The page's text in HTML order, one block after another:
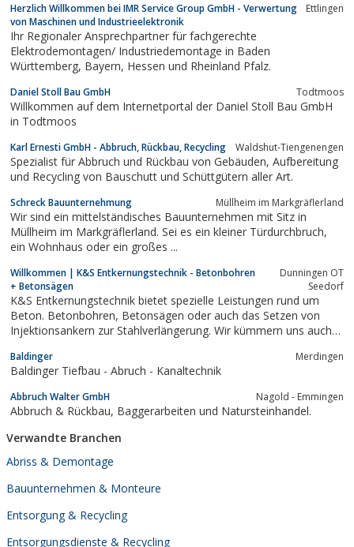
Herzlich Willkommen bei IMR Service Group GmbH - Verwertung
von Maschinen und Industrieelektronik
Ettlingen
Ihr Regionaler Ansprechpartner für fachgerechte
Elektrodemontagen/ Industriedemontage in Baden
Württemberg, Bayern, Hessen und Rheinland Pfalz.
Daniel Stoll Bau GmbH Todtmoos
Willkommen auf dem Internetportal der Daniel Stoll Bau GmbH
in Todtmoos
Karl Ernesti GmbH - Abbruch, Rückbau, Recycling Waldshut-Tiengenengen
Spezialist für Abbruch und Rückbau von Gebäuden, Aufbereitung
und Recycling von Bauschutt und Schüttgütern aller Art.
Schreck Bauunternehmung Müllheim im Markgräflerland
Wir sind ein mittelständisches Bauunternehmen mit Sitz in
Müllheim im Markgräflerland. Sei es ein kleiner Türdurchbruch,
ein Wohnhaus oder ein großes ...
Willkommen | K&S Entkernungstechnik - Betonbohren
+ Betonsägen
Dunningen OT
Seedorf
K&S Entkernungstechnik bietet spezielle Leistungen rund um
Beton. Betonbohren, Betonsägen oder auch das Setzen von
Injektionsankern zur Stahlverlängerung. Wir kümmern uns auch
Kreis Rottweil, Schramberg, Oberndorf, Horb, Tuttlingen,
Stuttgart, Schwäbische Alb,...
Baldinger Merdingen
Baldinger Tiefbau - Abruch - Kanaltechnik
Abbruch Walter GmbH Nagold - Emmingen
Abbruch & Rückbau, Baggerarbeiten und Natursteinhandel.
Verwandte Branchen
Abriss & Demontage
Bauunternehmen & Monteure
Entsorgung & Recycling
Entsorgungsdienste & Recycling